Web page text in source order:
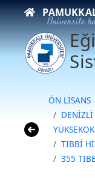
Üniversite
ÖN LİSANS
TIBBİ
355